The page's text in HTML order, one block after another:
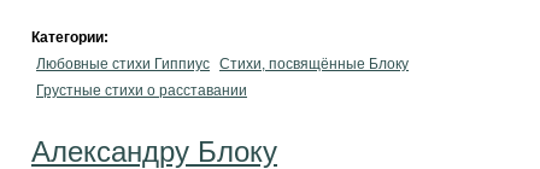
Категории:
Любовные стихи Гиппиус Стихи, посвящённые Блоку
Грустные стихи о расставании
Александру Блоку